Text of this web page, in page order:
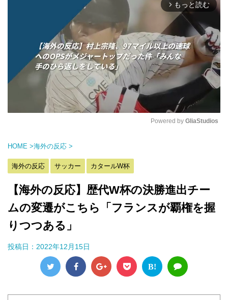
arrow_forward_ios もっと読む
Powered by GliaStudios
HOME >海外の反応 >
海外の反応 サッカー カタールW杯
【海外の反応】歴代W杯の決勝進出チー
ムの変遷がこちら「フランスが覇権を握
りつつある」
投稿日： 2022年12月15日
B!